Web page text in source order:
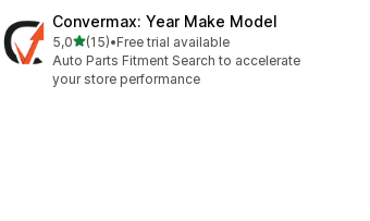
Convermax: Year Make Model
5,0na 5 gwiazdek
(15)
Łączna liczba recenzji: 15
•Free trial available
Auto Parts Fitment Search to accelerate
your store performance